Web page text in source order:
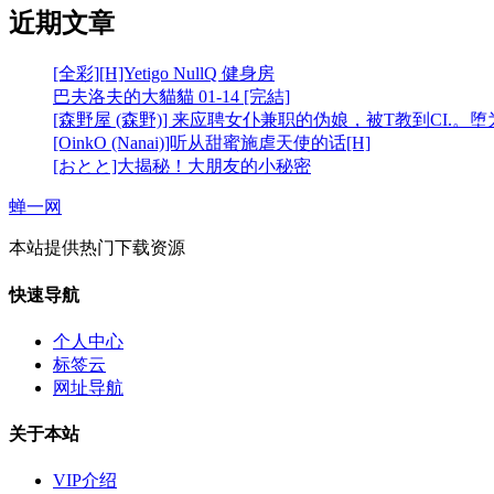
近期文章
[全彩][H]Yetigo NullQ 健身房
巴夫洛夫的大貓貓 01-14 [完結]
[森野屋 (森野)] 来应聘女仆兼职的伪娘，被T教到CI.。堕
[OinkO (Nanai)]听从甜蜜施虐天使的话[H]
[おとと]大揭秘！大朋友的小秘密
蝉一网
本站提供热门下载资源
快速导航
个人中心
标签云
网址导航
关于本站
VIP介绍